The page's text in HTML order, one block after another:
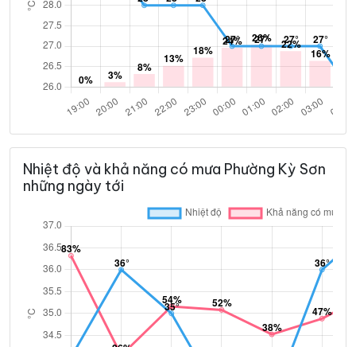
Nhiệt độ và khả năng có mưa Phường Kỳ Sơn
những ngày tới